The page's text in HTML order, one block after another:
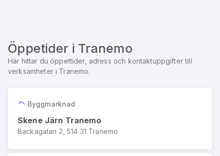
Öppetider i Tranemo
Här hittar du öppettider, adress och kontaktuppgifter till
verksamheter i Tranemo.
Byggmarknad
Skene Järn Tranemo
Backagatan 2, 514 31 Tranemo